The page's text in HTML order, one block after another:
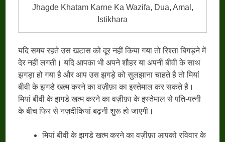
Jhagde Khatam Karne Ka Wazifa, Dua, Amal,
Istikhara
यदि समय रहते उस खटास को दूर नहीं किया गया तो रिश्ता बिगड़ने में
देर नहीं लगती। यदि आपका भी अपने शौहर या अपनी बीवी के साथ
झगड़ा हो गया है और आप उस झगड़े को सुलझाना चाहते है तो मियां
बीवी के झगडे खत्म करने का वज़ीफ़ा का इस्तेमाल कर सकते है।
मियां बीवी के झगडे खत्म करने का वज़ीफ़ा के इस्तेमाल से पति-पत्नी
के बीच फिर से नज़दीकियां बढ़नी शुरू हो जाएगी।
मियां बीवी के झगडे खत्म करने का वज़ीफ़ा आपको रविवार के